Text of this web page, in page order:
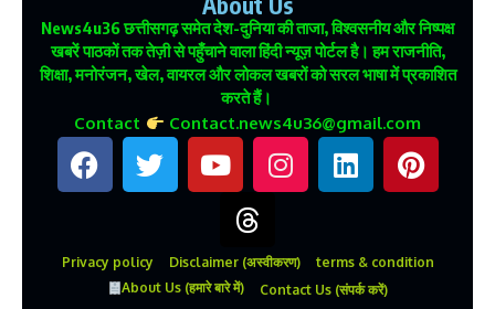
News4u36छत्तीसगढ़ समेत देश-दुनिया की ताजा, विश्वसनीय और निष्पक्ष
खबरें पाठकों तक तेज़ी से पहुँचाने वाला हिंदी न्यूज़ पोर्टल है। हम राजनीति,
शिक्षा, मनोरंजन, खेल, वायरल और लोकल खबरों को सरल भाषा में प्रकाशित
करते हैं।
Contact Contact.news4u36@gmail.com
Privacy policy Disclaimer (अस्वीकरण)
terms & condition
About Us (हमारे बारे में)
Contact Us (संपर्क करें)